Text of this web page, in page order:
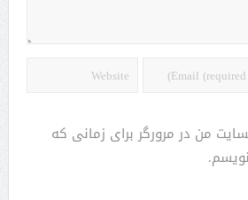
من در مرورگر برای زمانی که